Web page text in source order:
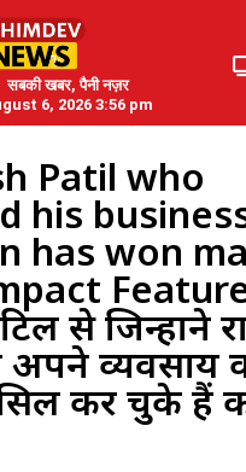
सबकी खबर, पैनी नज़र
6, 2026 3:56 pm
Patil who
his
has won
से जिन्होंने
अपने व्यवसाय
कर चुके हैं